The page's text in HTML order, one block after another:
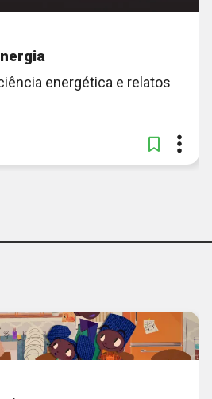
energética e relatos